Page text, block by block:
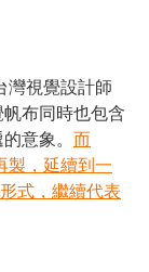
灣視覺設計師
布同時也包含
意象。 而
製，延續到一
式，繼續代表